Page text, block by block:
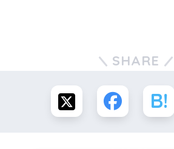
SHARE